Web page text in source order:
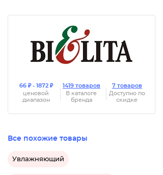
66 ₽ - 1872 ₽
ценовой
диапазон
1419 товаров
В каталоге
бренда
7 товаров
Доступно по
скидке
Все похожие товары
Увлажняющий